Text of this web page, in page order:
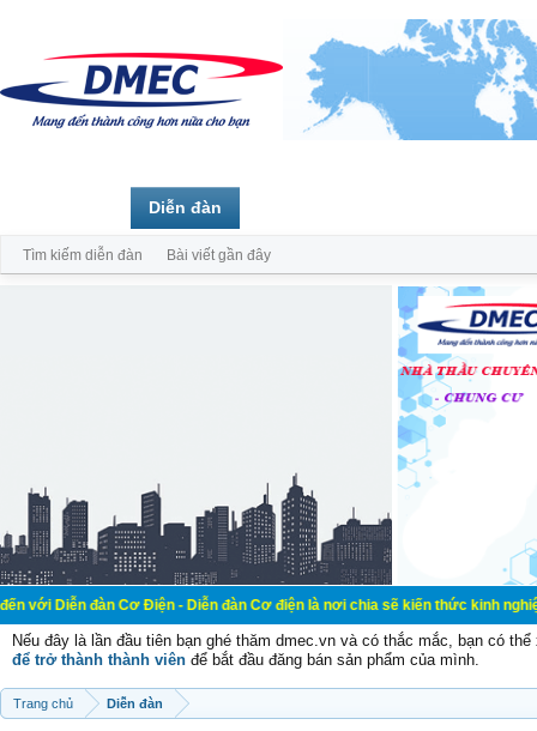
đàn Cơ Điện - Diễn đàn Cơ điện là nơi chia sẽ kiến thức kinh nghiệm trong
Nếu đây là lần đầu tiên bạn ghé thăm dmec.vn và có thắc mắc, bạn có
để trở thành thành viên để bắt đầu đăng bán sản phẩm của mình.
Trang chủ Diễn đàn
Diễn đàn
Tìm kiếm diễn đàn Bài viết gần đây